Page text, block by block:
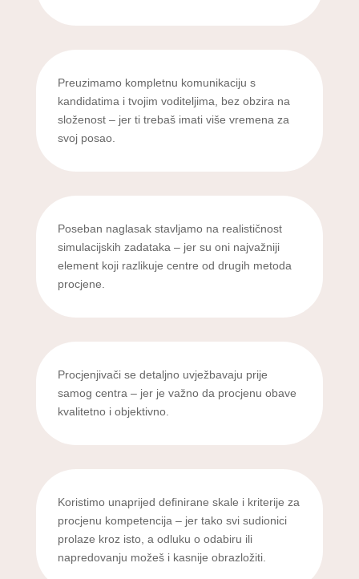
Preuzimamo kompletnu komunikaciju s
kandidatima i tvojim voditeljima, bez obzira na
složenost – jer ti trebaš imati više vremena za
svoj posao.
Poseban naglasak stavljamo na realističnost
simulacijskih zadataka – jer su oni najvažniji
element koji razlikuje centre od drugih metoda
procjene.
Procjenjivači se detaljno uvježbavaju prije
samog centra – jer je važno da procjenu obave
kvalitetno i objektivno.
Koristimo unaprijed definirane skale i kriterije za
procjenu kompetencija – jer tako svi sudionici
prolaze kroz isto, a odluku o odabiru ili
napredovanju možeš i kasnije obrazložiti.